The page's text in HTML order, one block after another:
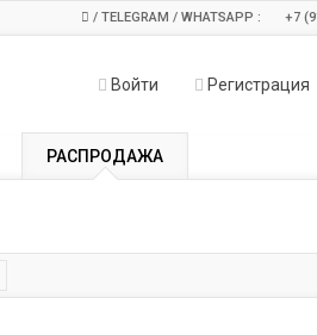
/ TELEGRAM / WHATSAPP : +7
Войти Регистрация
РАСПРОДАЖА